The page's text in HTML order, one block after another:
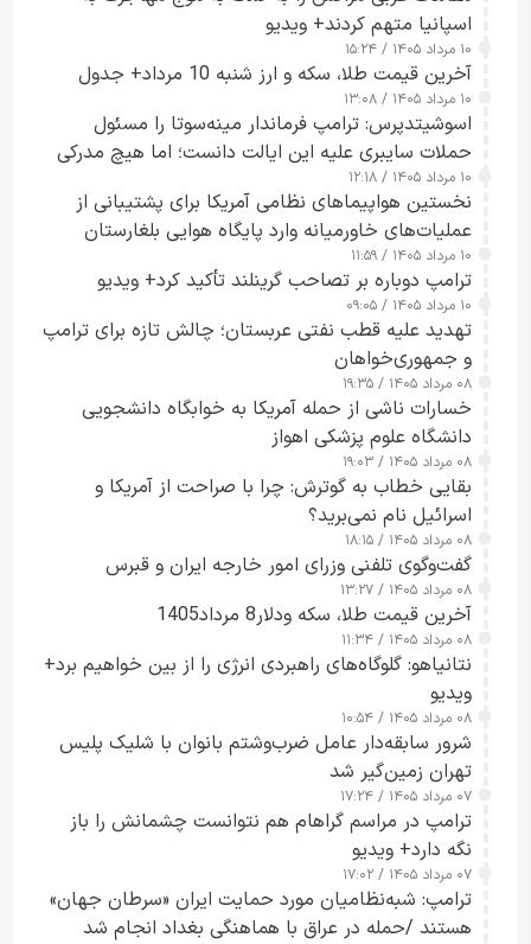
اسپانیا متهم کردند+ ویدیو
۱۰ مرداد ۱۴۰۵ / ۱۵:۲۴
آخرین قیمت طلا، سکه و ارز شنبه 10 مرداد+ جدول
۱۰ مرداد ۱۴۰۵ / ۱۳:۰۸
اسوشیتدپرس: ترامپ فرماندار مینه‌سوتا را مسئول
حملات سایبری علیه این ایالت دانست؛ اما هیچ مدرکی
ارائه نکرد
۱۰ مرداد ۱۴۰۵ / ۱۲:۱۸
نخستین هواپیماهای نظامی آمریکا برای پشتیبانی از
عملیات‌های خاورمیانه وارد پایگاه هوایی بلغارستان
شدند
۱۰ مرداد ۱۴۰۵ / ۱۱:۵۹
ترامپ دوباره بر تصاحب گرینلند تأکید کرد+ ویدیو
۱۰ مرداد ۱۴۰۵ / ۰۹:۰۵
تهدید علیه قطب نفتی عربستان؛ چالش تازه برای ترامپ
و جمهوری‌خواهان
۰۸ مرداد ۱۴۰۵ / ۱۹:۳۵
خسارات ناشی از حمله آمریکا به خوابگاه دانشجویی
دانشگاه علوم پزشکی اهواز
۰۸ مرداد ۱۴۰۵ / ۱۹:۰۳
بقایی خطاب به گوترش: چرا با صراحت از آمریکا و
اسرائیل نام نمی‌برید؟
۰۸ مرداد ۱۴۰۵ / ۱۸:۱۵
گفت‌وگوی تلفنی وزرای امور خارجه ایران و قبرس
۰۸ مرداد ۱۴۰۵ / ۱۳:۲۷
آخرین قیمت طلا، سکه ودلار8 مرداد1405
۰۸ مرداد ۱۴۰۵ / ۱۱:۳۴
نتانیاهو: گلوگاه‌های راهبردی انرژی را از بین خواهیم برد+
ویدیو
۰۸ مرداد ۱۴۰۵ / ۱۰:۵۴
شرور سابقه‌دار عامل ضرب‌وشتم بانوان با شلیک پلیس
تهران زمین‌گیر شد
۰۷ مرداد ۱۴۰۵ / ۱۷:۲۴
ترامپ در مراسم گراهام هم نتوانست چشمانش را باز
نگه دارد+ ویدیو
۰۷ مرداد ۱۴۰۵ / ۱۷:۰۲
ترامپ: شبه‌نظامیان مورد حمایت ایران «سرطان جهان»
هستند /حمله در عراق با هماهنگی بغداد انجام شد